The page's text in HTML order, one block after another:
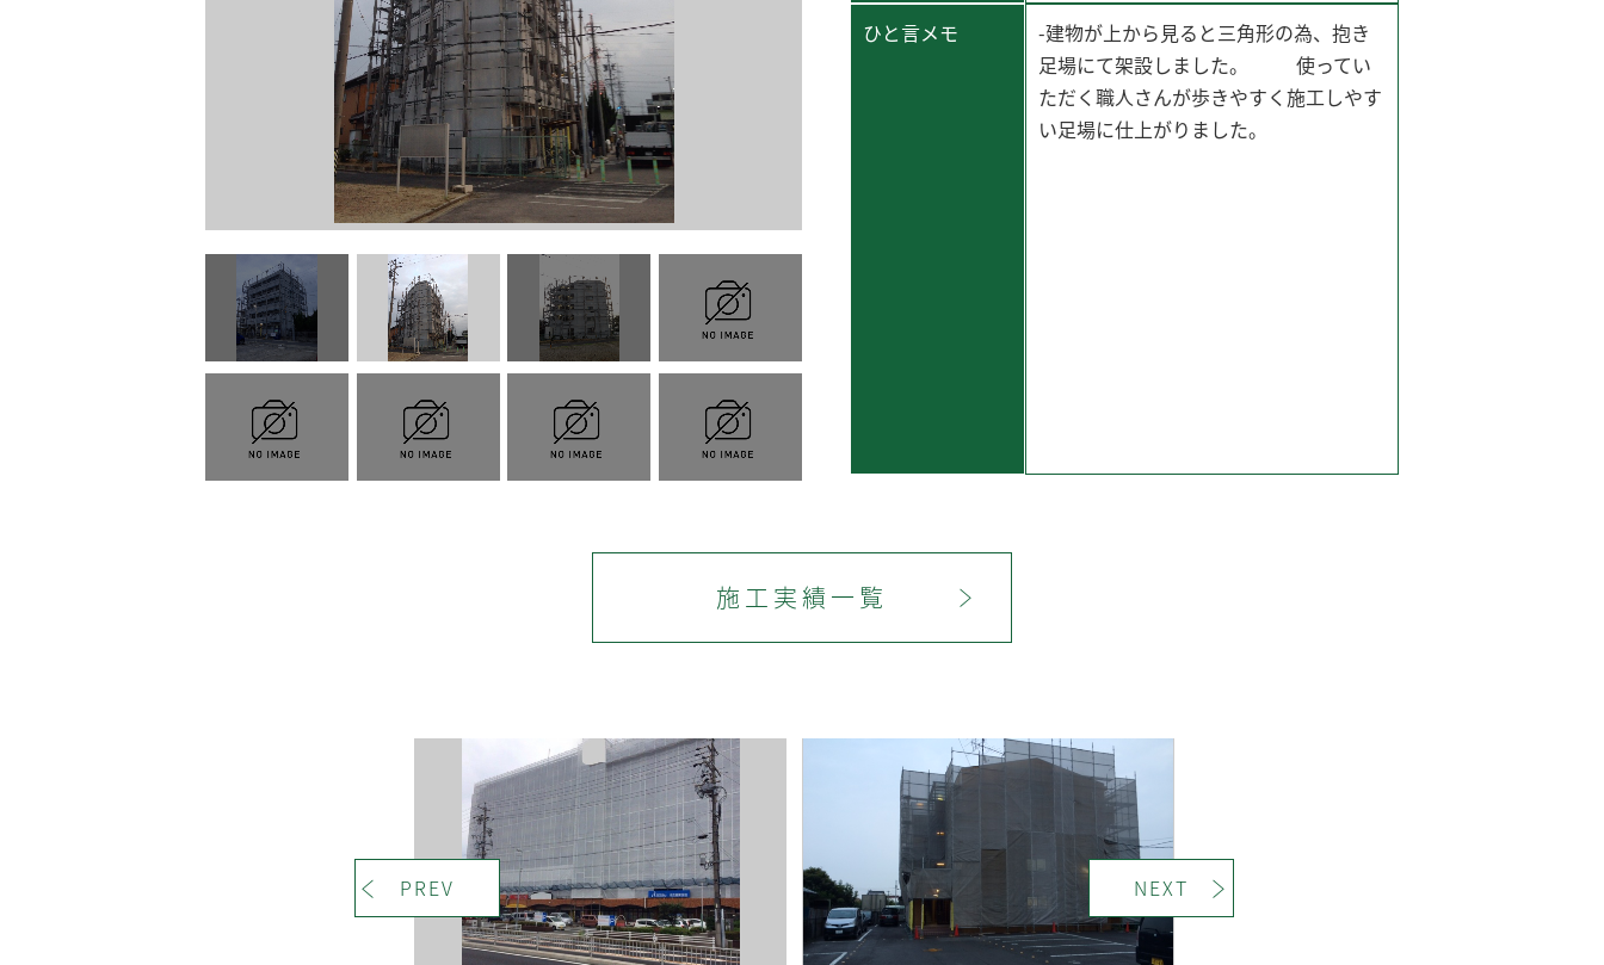
ひと言メモ
-建物が上から見ると三角形の為、抱き
足場にて架設しました。 使ってい
ただく職人さんが歩きやすく施工しやす
い足場に仕上がりました。
施工実績一覧 ＞
＜ PREV NEXT ＞